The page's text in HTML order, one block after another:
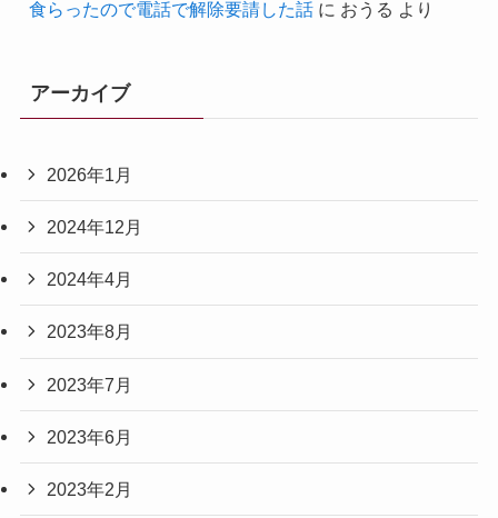
食らったので電話で解除要請した話に おうる より
アーカイブ
2026年1月
2024年12月
2024年4月
2023年8月
2023年7月
2023年6月
2023年2月